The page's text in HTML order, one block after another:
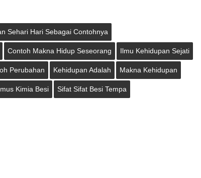
Sehari Hari Sebagai Contohnya
Contoh Makna Hidup Seseorang Ilmu Kehidupan Sejati
Perubahan Kehidupan Adalah Makna Kehidupan
Kimia Besi Sifat Sifat Besi Tempa